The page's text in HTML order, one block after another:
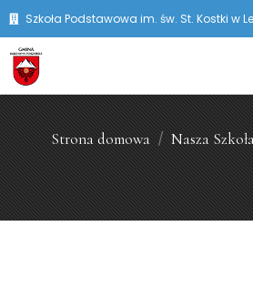
Szkoła Podstawowa im. św. St. Kostki w
Strona domowa Nasza